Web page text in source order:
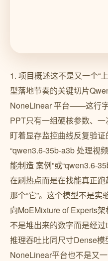
1. 项目概述这不是又一个“
型落地节奏的关键切片
NoneLinear 平台——这行
PPT只有一组硬核参数、
盯着显存监控曲线反复验
“qwen3.6-35b-a3b 处理视
能制造 案例”或“qwen3.6-
在刷热点而是在找能真正
那个“它”。这个模型不是
向MoEMixture of Experts
不是堆出来的数字而是经
推理吞吐比同尺寸Dense
NoneLinear平台也不是又